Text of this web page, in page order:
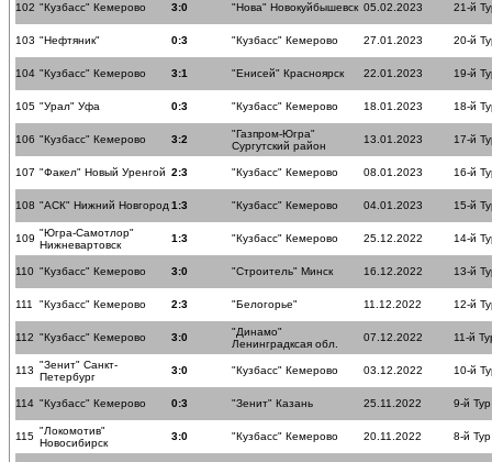
102 "Кузбасс" Кемерово 3:0 "Нова" Новокуйбышевск 05.02.2023 21-й
103 "Нефтяник" 0:3 "Кузбасс" Кемерово 27.01.2023 20-й
104 "Кузбасс" Кемерово 3:1 "Енисей" Красноярск 22.01.2023 19-й
105 "Урал" Уфа 0:3 "Кузбасс" Кемерово 18.01.2023 18-й
106 "Кузбасс" Кемерово 3:2
"Газпром-Югра"
Сургутский район
13.01.2023 17-й
107 "Факел" Новый Уренгой 2:3 "Кузбасс" Кемерово 08.01.2023 16-й
108 "АСК" Нижний Новгород 1:3 "Кузбасс" Кемерово 04.01.2023 15-й
109 "Югра-Самотлор"
Нижневартовск
1:3 "Кузбасс" Кемерово 25.12.2022 14-й
110 "Кузбасс" Кемерово 3:0 "Строитель" Минск 16.12.2022 13-й
111 "Кузбасс" Кемерово 2:3 "Белогорье" 11.12.2022 12-й
112 "Кузбасс" Кемерово 3:0
"Динамо"
Ленинградксая обл.
07.12.2022 11-й
113 "Зенит" Санкт-
Петербург
3:0 "Кузбасс" Кемерово 03.12.2022 10-й
114 "Кузбасс" Кемерово 0:3 "Зенит" Казань 25.11.2022 9-й Тур
115 "Локомотив"
Новосибирск
3:0 "Кузбасс" Кемерово 20.11.2022 8-й Тур